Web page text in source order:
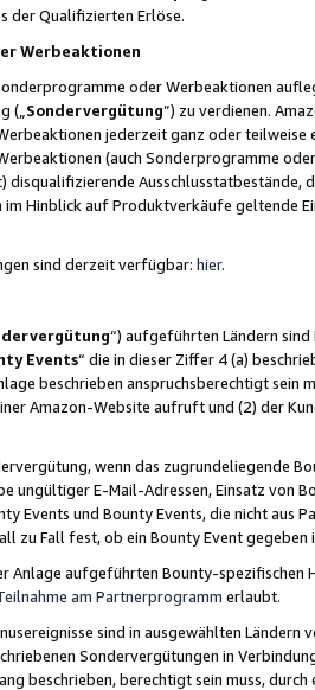
der Qualifizierten Erlöse.
Werbeaktionen
oder Werbeaktionen
(„ Sondervergütung”) zu verdienen.
jederzeit ganz oder
(auch Sonderprogramme
Ausschlusstatbestände,
Hinblick auf Produktverkäufe geltende
sind derzeit verfügbar: hier.
“) aufgeführten Ländern
Events“ die in dieser Ziffer 4 (a)
beschrieben anspruchsberechtigt sein
Amazon-Website aufruft und (2) der
wenn das zugrundeliegende
ungültiger E-Mail-Adressen, Einsatz von
Events und Bounty Events, die nicht
zu Fall fest, ob ein Bounty Event
Anlage aufgeführten Bounty-spezifischen
am Partnerprogramm erlaubt.
sind in ausgewählten Ländern
Sondervergütungen in
beschrieben, berechtigt sein muss,